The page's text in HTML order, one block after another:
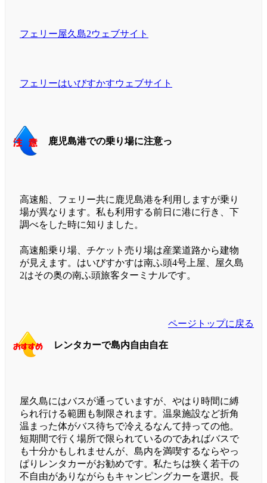
フェリー屋久島2ウェブサイト
フェリーはいびすかすウェブサイト
鹿児島港での乗り場に注意っ
高速船、フェリー共に鹿児島港を利用しますが乗り
場が異なります。私も利用する前日に港に行き、下
調べをした時に知りました。
高速船乗り場、チケット売り場は産業道路から建物
が見えます。はいびすかすは南ふ頭4号上屋、屋久島
2はその奥の南ふ頭旅客ターミナルです。
ページトップに戻る
レンタカーで島内自由自在
屋久島にはバスが通っていますが、やはり時間に縛
られ行ける範囲も制限されます。温泉施設など折角
温まった体がバス待ちで冷えるなんて持っての他。
短期間で行く場所で限られているのであればバスで
も十分かもしれませんが、島内を満喫するならやっ
ぱりレンタカーがお勧めです。私たちは狭く若干の
不自由がありながらもキャンピングカーを選択。長